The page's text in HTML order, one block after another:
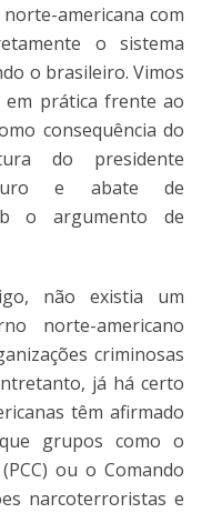
americana com
o sistema
o brasileiro. Vimos
em prática frente ao
consequência do
do presidente
e abate de
o argumento de
não existia um
norte-americano
criminosas
já há certo
têm afirmado
grupos como o
ou o Comando
narcoterroristas e